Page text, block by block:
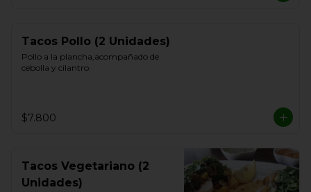
Tacos Pollo (2 Unidades)
Pollo a la plancha,acompañado de
cebolla y cilantro.
$7.800
Tacos Vegetariano (2
Unidades)